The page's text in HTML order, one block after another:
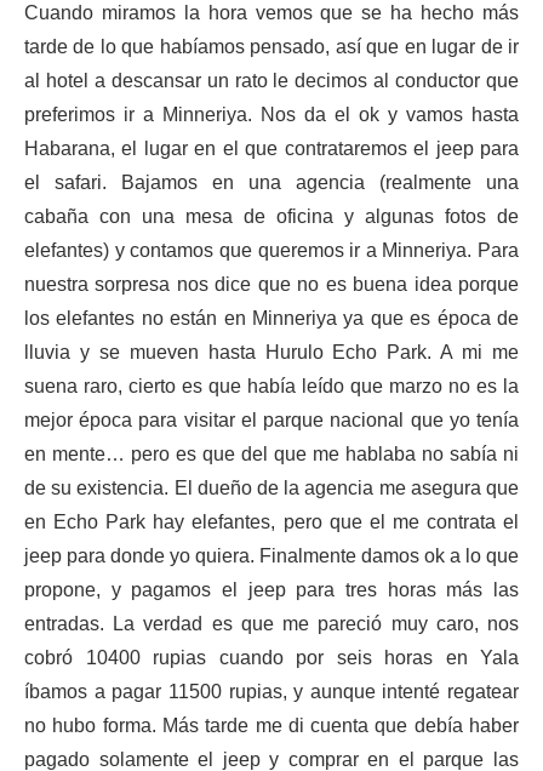
Cuando miramos la hora vemos que se ha hecho más
tarde de lo que habíamos pensado, así que en lugar de ir
al hotel a descansar un rato le decimos al conductor que
preferimos ir a Minneriya. Nos da el ok y vamos hasta
Habarana, el lugar en el que contrataremos el jeep para
el safari. Bajamos en una agencia (realmente una
cabaña con una mesa de oficina y algunas fotos de
elefantes) y contamos que queremos ir a Minneriya. Para
nuestra sorpresa nos dice que no es buena idea porque
los elefantes no están en Minneriya ya que es época de
lluvia y se mueven hasta Hurulo Echo Park. A mi me
suena raro, cierto es que había leído que marzo no es la
mejor época para visitar el parque nacional que yo tenía
en mente… pero es que del que me hablaba no sabía ni
de su existencia. El dueño de la agencia me asegura que
en Echo Park hay elefantes, pero que el me contrata el
jeep para donde yo quiera. Finalmente damos ok a lo que
propone, y pagamos el jeep para tres horas más las
entradas. La verdad es que me pareció muy caro, nos
cobró 10400 rupias cuando por seis horas en Yala
íbamos a pagar 11500 rupias, y aunque intenté regatear
no hubo forma. Más tarde me di cuenta que debía haber
pagado solamente el jeep y comprar en el parque las